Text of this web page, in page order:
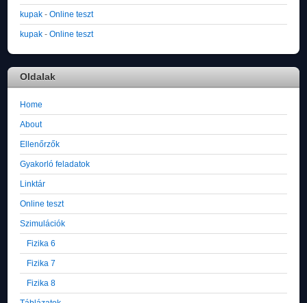
kupak -Online teszt
kupak -Online teszt
Oldalak
Home
About
Ellenőrzők
Gyakorló feladatok
Linktár
Online teszt
Szimulációk
Fizika 6
Fizika 7
Fizika 8